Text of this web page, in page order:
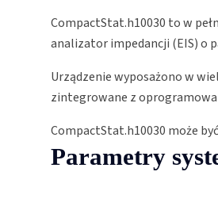
CompactStat.h10030 to w
analizator impedancji (EIS) o
Urządzenie wyposażono w
zintegrowane z
CompactStat.h10030 może
Parametry